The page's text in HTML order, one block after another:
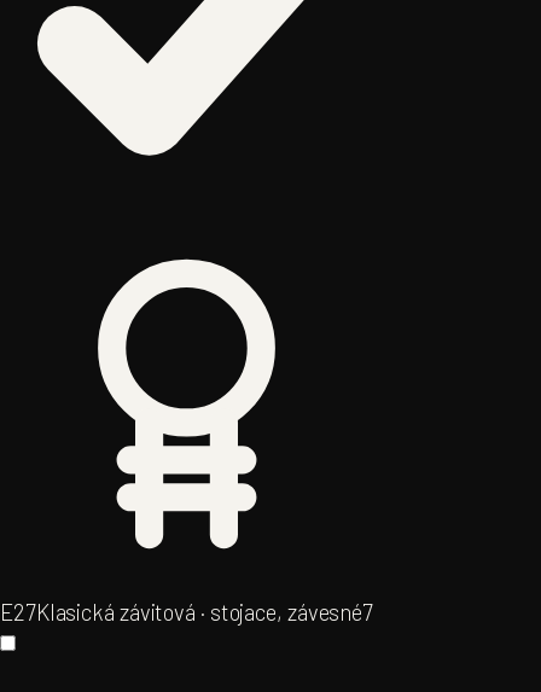
E27Klasická závitová · stojace, závesné7